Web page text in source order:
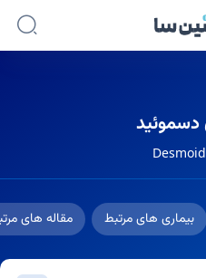
دسموئید
بیماری های مرتبط مقاله های